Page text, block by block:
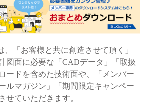
ール
ほん
、「お客様と共に創造させて頂く」
図面に必要な「CADデータ」「取扱
ードを含めた技術面や、「メンバー
ルマガジン」「期間限定キャンペー
せていただきます。